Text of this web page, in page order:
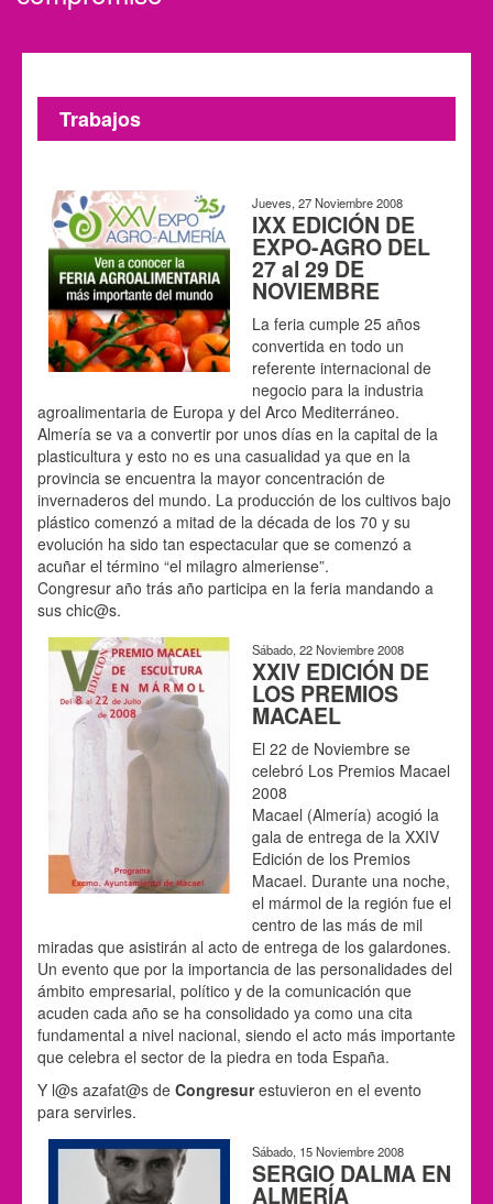
Trabajos
Jueves, 27 Noviembre 2008
IXX EDICIÓN DE
EXPO-AGRO DEL
27 al 29 DE
NOVIEMBRE
La feria cumple 25 años
convertida en todo un
referente internacional de
negocio para la industria
agroalimentaria de Europa y del Arco Mediterráneo.
Almería se va a convertir por unos días en la capital de la
plasticultura y esto no es una casualidad ya que en la
provincia se encuentra la mayor concentración de
invernaderos del mundo. La producción de los cultivos bajo
plástico comenzó a mitad de la década de los 70 y su
evolución ha sido tan espectacular que se comenzó a
acuñar el término “el milagro almeriense”.
Congresur año trás año participa en la feria mandando a
sus chic@s.
Sábado, 22 Noviembre 2008
XXIV EDICIÓN DE
LOS PREMIOS
MACAEL
El 22 de Noviembre se
celebró Los Premios Macael
2008
Macael (Almería) acogió la
gala de entrega de la XXIV
Edición de los Premios
Macael. Durante una noche,
el mármol de la región fue el
centro de las más de mil
miradas que asistirán al acto de entrega de los galardones.
Un evento que por la importancia de las personalidades del
ámbito empresarial, político y de la comunicación que
acuden cada año se ha consolidado ya como una cita
fundamental a nivel nacional, siendo el acto más importante
que celebra el sector de la piedra en toda España.
Y l@s azafat@s de Congresurestuvieron en el evento
para servirles.
Sábado, 15 Noviembre 2008
SERGIO DALMA EN
ALMERÍA